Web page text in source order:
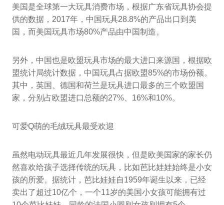
美国是全球第一大玩具消费市场，根据广东省玩具协会提
供的数据，2017年，中国玩具28.8%的产品出口到美
国，而美国玩具市场80%产品由中国制造。
另外，中国也是欧盟玩具市场的最大进口来源国，根据欧
盟统计局统计数据，中国玩具占据欧盟85%的市场份额。
其中，英国、德国和荷兰是玩具进口最多的三个欧盟国
家，分别占欧盟进口总额的27%、16%和10%。
可爱Q萌的毛绒玩具最受欢迎
虽然电动玩具最近几年发展很快，但是欧美国家的家长仍
然喜欢给孩子选择传统的玩具，比如芭比娃娃始终是小女
孩的所爱。据统计，芭比娃娃自1959年诞生以来，已经
卖出了超过10亿个，一个11岁的美国小女孩可能拥有过